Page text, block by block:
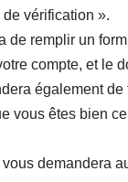
vérification ».
de remplir un
compte, et le
également
vous êtes bien
demandera